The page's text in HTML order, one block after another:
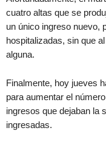
cuatro altas que se
un único ingreso nuevo,
hospitalizadas, sin que
alguna.
Finalmente, hoy jueves
para aumentar el
ingresos que dejaban la
ingresadas.